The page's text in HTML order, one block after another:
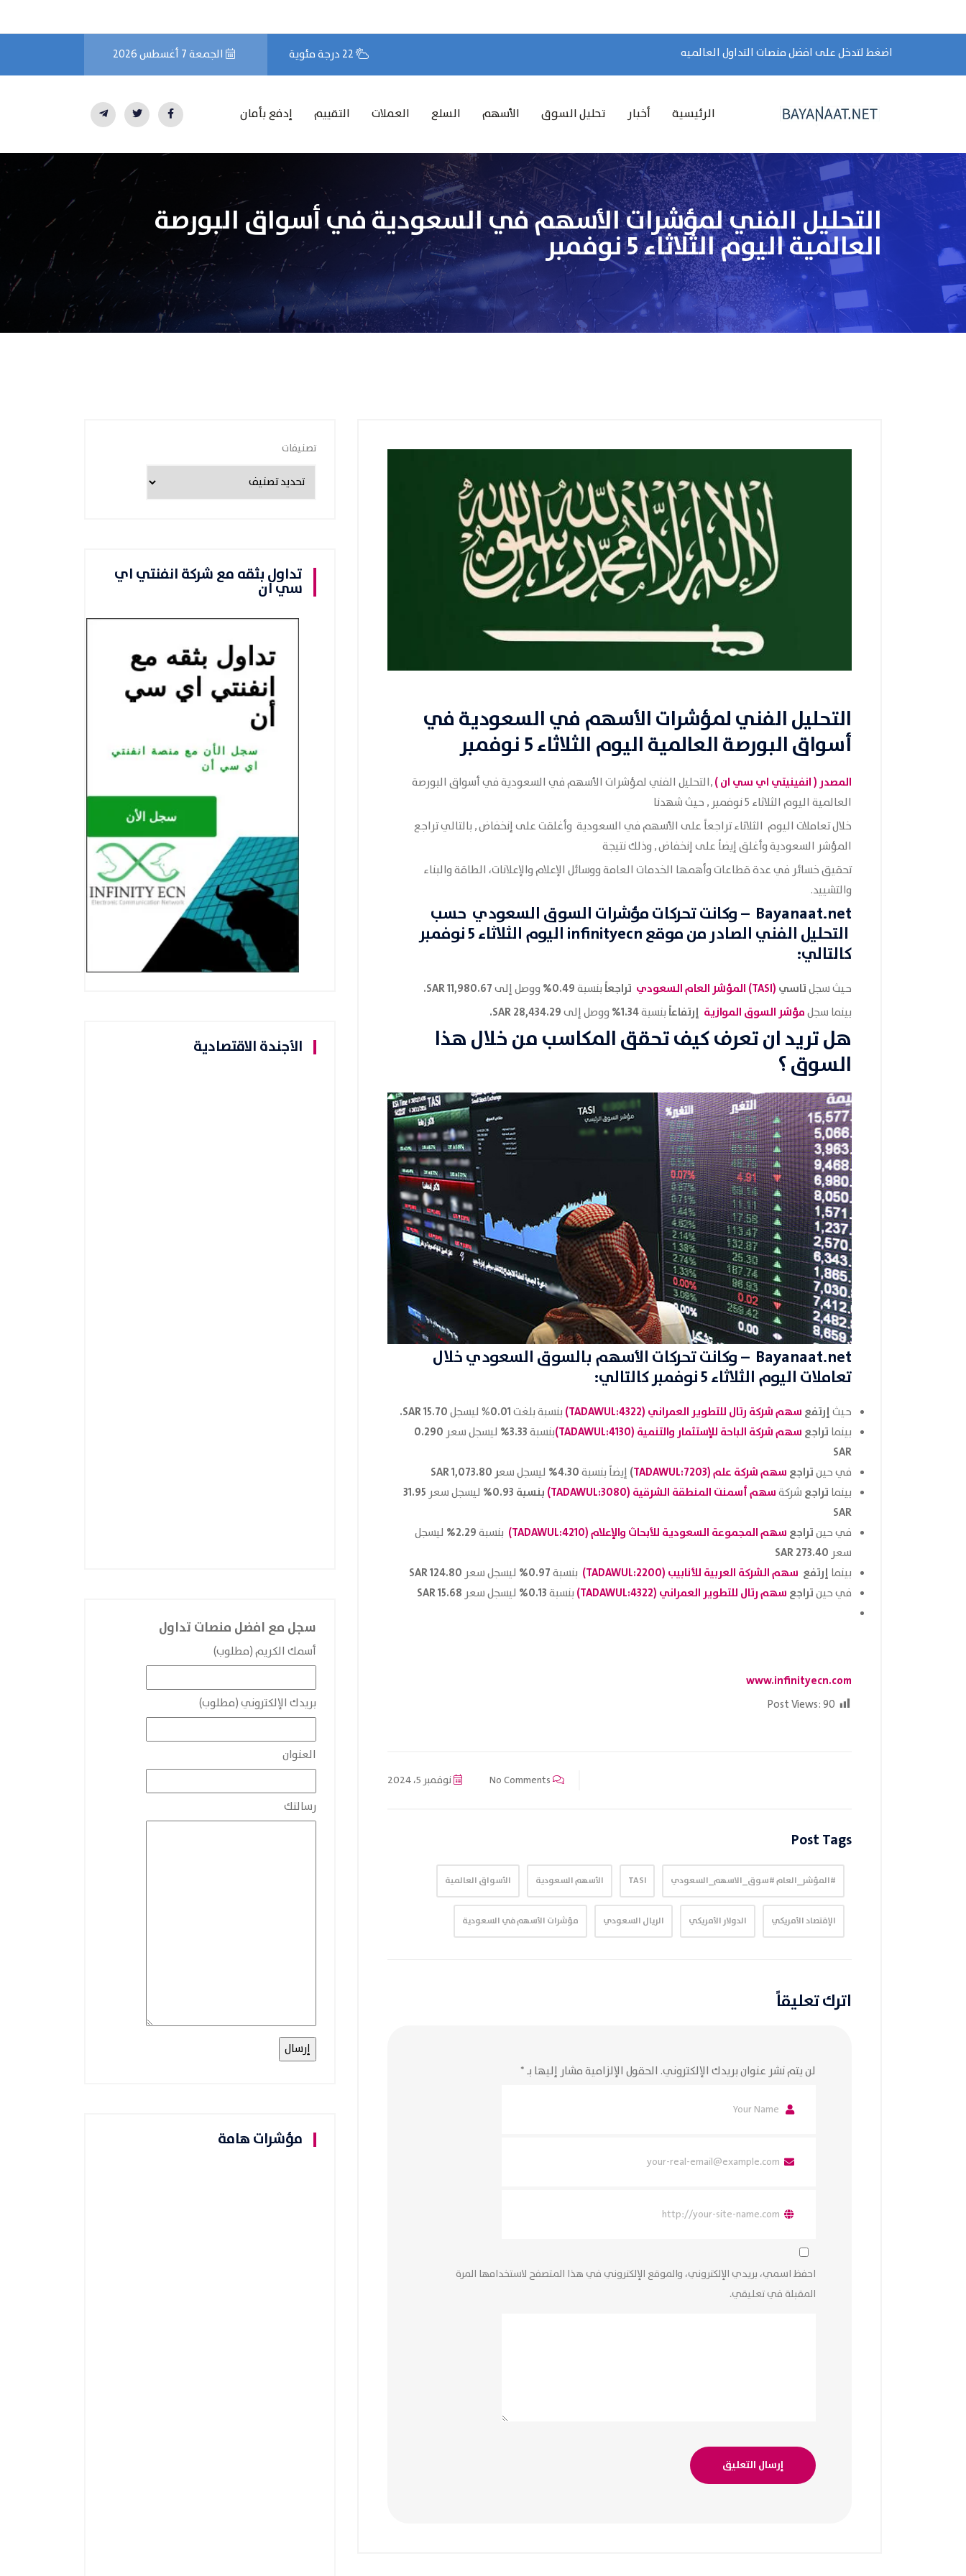
اضغط لتدخل على افضل منصات التداول العالميه 22 درجة مئوية الجمعة 7 أغسطس 2026
الرئيسية أخبار تحليل السوق الأسهم السلع العملات التقييم إدفع بأمان
التحليل الفني لمؤشرات الأسهم في السعودية في أسواق البورصة
العالمية اليوم الثلاثاء 5 نوفمبر
التحليل الفني لمؤشرات الأسهم في السعودية في
أسواق البورصة العالمية اليوم الثلاثاء 5 نوفمبر
المصدر (انفينيتي اي سي ان),التحليل الفني لمؤشرات الأسهم في السعودية في أسواق البورصة
العالمية اليوم الثلاثاء 5 نوفمبر , حيث شهدنا
خلال تعاملات اليوم الثلاثاء تراجعاً على الأسهم في السعودية وأغلقت على إنخفاض , بالتالي تراجع
المؤشر السعودية وأغلق إيضاً على إنخفاض , وذلك نتيجة
تحقيق خسائر في عدة قطاعات وأهمها الخدمات العامةووسائل الإعلام والإعلانات، الطاقةوالبناء
والتشييد.
Bayanaat.net – وكانت تحركاتمؤشرات السوق السعودي حسب
التحليل الفني الصادر من موقعinfinityecn اليوم الثلاثاء 5 نوفمبر
كالتالي:
حيث سجلتاسي (TASI) المؤشر العام السعودي تراجعاً بنسبة ووصل إلى11,980.67 SAR.
بينما سجلمؤشر السوق الموازية إرتفاعاً بنسبة ووصل إلى28,434.29 SAR.
هل تريد ان تعرف كيف تحقق المكاسب من خلال هذا
السوق ؟
Bayanaat.net – وكانت تحركاتالأسهم بالسوق السعوديخلال
تعاملات اليوم الثلاثاء 5 نوفمبر كالتالي:
حيثإرتفع سهم شركة رتال للتطوير العمراني (TADAWUL:4322
) بنسبة بلغت0.01% ليسجل
بينما تراجع سهم شركة الباحة للإستثمار والتنمية (TADAWUL:4130
)بنسبة3.33% ليسجل سعر 0.290
SAR
في حينتراجع سهم شركة علم (TADAWUL:7203 ) إيضاً بنسبة4.30% ليسجل سعر 1,073.80 SAR
بينما تراجع شركةسهم أسمنت المنطقة الشرقية (TADAWUL:3080
) بنسبة 0.93% ليسجل سعر 31.95
SAR
في حينتراجع سهم المجموعة السعودية للأبحاث والإعلام (TADAWUL:4210
) بنسبة2.29%
ليسجل
سعر 273.40 SAR
بينما إرتفع سهم الشركة العربية للأنابيب (TADAWUL:2200
) بنسبة0.97% ليسجل سعر 124.80 SAR
في حينتراجع سهم رتال للتطوير العمراني (TADAWUL:4322
) بنسبة0.13% ليسجل سعر 15.68 SAR
www.infinityecn.com
Post Views:90
نوفمبر 5، 2024
Post Tags
#المؤشر_العام #سوق_الاسهم_السعودي TASI الأسهم السعودية الأسواق العالمية
الإقتصاد الأمريكي الدولار الأمريكي الريال السعودي مؤشرات الأسهم في السعودية
اترك تعليقاً
لن يتم نشر عنوان بريدك الإلكتروني. الحقول الإلزامية مشار إليها بـ*
احفظ اسمي، بريدي الإلكتروني، والموقع الإلكتروني في هذا المتصفح لاستخدامها المرة
المقبلة في تعليقي.
تصنيفات
تداول بثقه مع شركة انفنتي اي
سي ان
الأجندة الاقتصادية
سجل مع افضل منصات تداول
أسمك الكريم (مطلوب)
بريدك الإلكتروني (مطلوب)
العنوان
رسالتك
مؤشرات هامة